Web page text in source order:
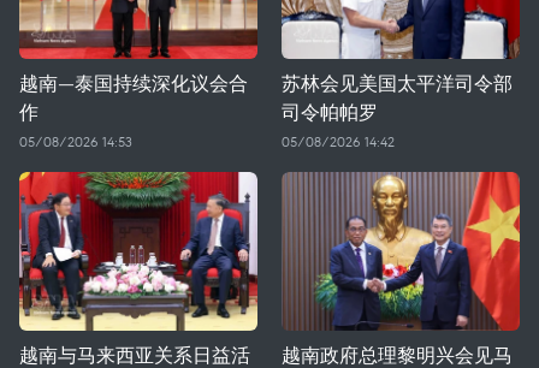
越南—泰国持续深化议会合
作
05/08/2026 14:53
苏林会见美国太平洋司令部
司令帕帕罗
05/08/2026 14:42
越南与马来西亚关系日益活
越南政府总理黎明兴会见马